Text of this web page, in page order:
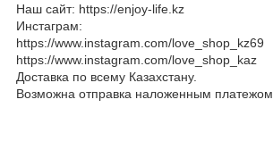
Наш сайт: https://enjoy-life.kz
Инстаграм:
https://www.instagram.com/love_shop_kz69
https://www.instagram.com/love_shop_kaz
Доставка по всему Казахстану.
Возможна отправка наложенным платежом.